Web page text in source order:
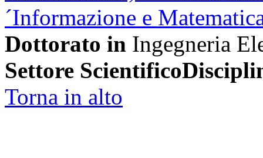
´Informazione e
Dottorato in Ingegneria
Settore
Torna in alto